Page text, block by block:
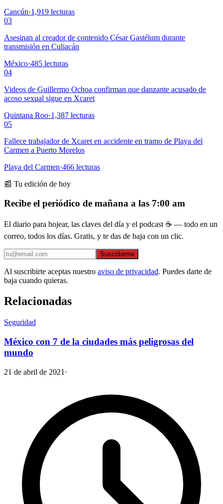
Cancún·1,919 lecturas
03
Asesinan al creador de contenido César Gastélum durante
transmisión en Culiacán
México·485 lecturas
04
Videos de Guillermo Ochoa confirman que danzante acusado de
acoso sexual sigue en Xcaret
Quintana Roo·1,387 lecturas
05
Fallece trabajador de Xcaret en accidente en tramo de Playa del
Carmen a Puerto Morelos
Playa del Carmen·466 lecturas
📰 Tu edición de hoy
Recibe el periódico de mañana a las 7:00 am
El diario para hojear, las claves del día y el podcast ☕ — todo en un
correo, todos los días. Gratis, y te das de baja con un clic.
Suscribirme
Al suscribirte aceptas nuestro aviso de privacidad. Puedes darte de
baja cuando quieras.
Relacionadas
Seguridad
México con 7 de la ciudades más peligrosas del
mundo
21 de abril de 2021 ·